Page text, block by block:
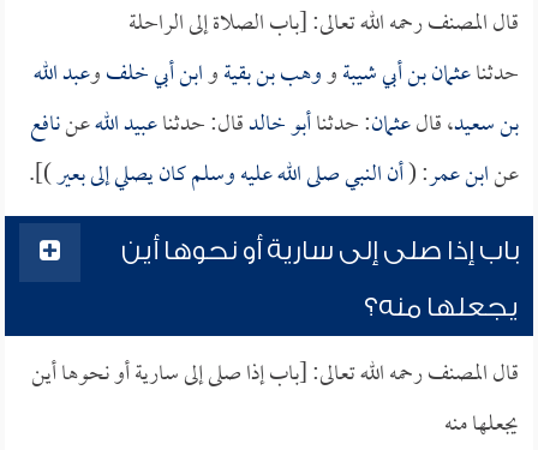
قال المصنف رحمه الله تعالى: [باب الصلاة إلى الراحلة
حدثناعثمان بن أبي شيبةووهب بن بقيةوابن أبي خلفوعبد الله
بن سعيد، قالعثمان: حدثناأبو خالدقال: حدثناعبيد اللهعننافع
عنابن عمر: (أن النبي صلى الله عليه وسلم كان يصلي إلى بعير)].
باب إذا صلى إلى سارية أو نحوها أين
يجعلها منه؟
قال المصنف رحمه الله تعالى: [باب إذا صلى إلى سارية أو نحوها أين
يجعلها منه